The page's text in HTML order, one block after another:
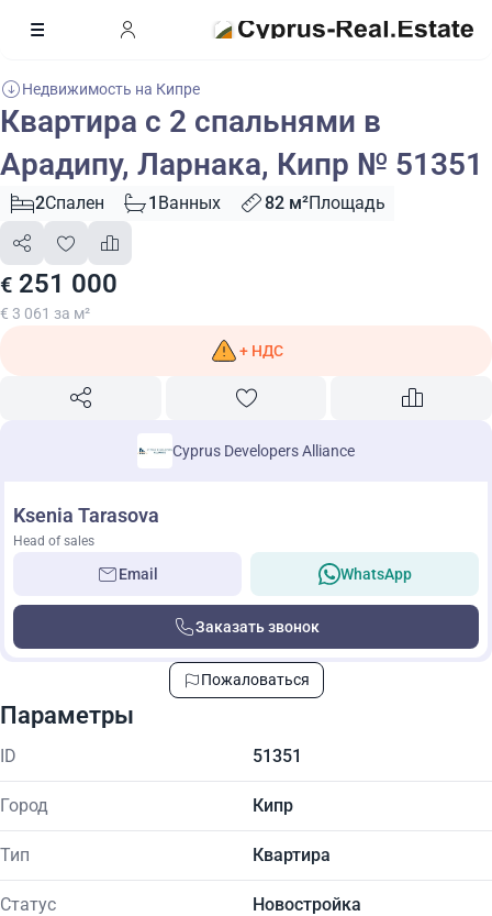
Недвижимость на Кипре
Квартира с 2 спальнями в
Арадипу, Ларнака, Кипр № 51351
2Спален 1 Ванных 82 м²Площадь
€ 251 000
€ 3 061 за м²
+ НДС
Cyprus Developers Alliance
Ksenia Tarasova
Head of sales
Email WhatsApp
Заказать звонок
Пожаловаться
Параметры
ID 51351
Город Кипр
Тип Квартира
Статус Новостройка